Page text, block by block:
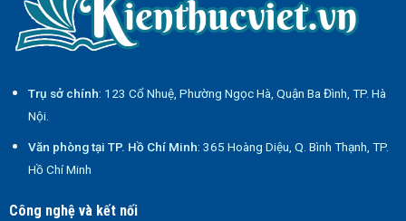
Trụ sở chính: 123 Cổ Nhuệ, Phường Ngọc Hà, Quận Ba Đình, TP. Hà
Nội.
Văn phòng tại TP. Hồ Chí Minh: 365 Hoàng Diệu, Q. Bình Thạnh, TP.
Hồ Chí Minh
Công nghệ và kết nối